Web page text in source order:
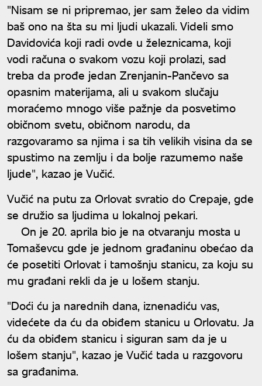
"Nisam se ni pripremao, jer sam želeo da vidim
baš ono na šta su mi ljudi ukazali. Videli smo
Davidovića koji radi ovde u železnicama, koji
vodi računa o svakom vozu koji prolazi, sad
treba da prođe jedan Zrenjanin-Pančevo sa
opasnim materijama, ali u svakom slučaju
moraćemo mnogo više pažnje da posvetimo
običnom svetu, običnom narodu, da
razgovaramo sa njima i sa tih velikih visina da se
spustimo na zemlju i da bolje razumemo naše
ljude", kazao je Vučić.
Vučić na putu za Orlovat svratio do Crepaje, gde
se družio sa ljudima u lokalnoj pekari.
On je 20. aprila bio je na otvaranju mosta u
Tomaševcu gde je jednom građaninu obećao da
će posetiti Orlovat i tamošnju stanicu, za koju su
mu građani rekli da je u lošem stanju.
"Doći ću ja narednih dana, iznenadiću vas,
videćete da ću da obiđem stanicu u Orlovatu. Ja
ću da obiđem stanicu i siguran sam da je u
lošem stanju", kazao je Vučić tada u razgovoru
sa građanima.